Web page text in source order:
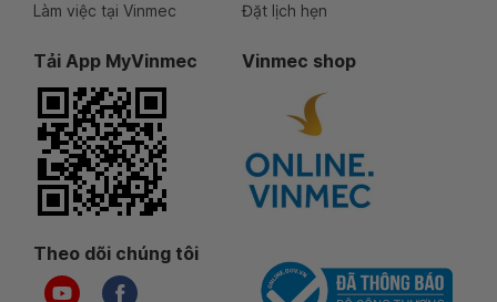
Làm việc tại Vinmec
Đặt lịch hẹn
Tải App MyVinmec Vinmec shop
Theo dõi chúng tôi